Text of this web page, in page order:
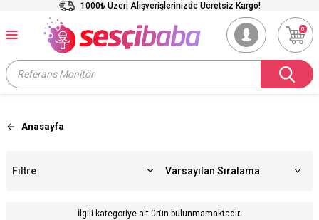
1000₺ Üzeri Alışverişlerinizde Ücretsiz Kargo!
0
Anasayfa
Filtre
İlgili kategoriye ait ürün bulunmamaktadır.